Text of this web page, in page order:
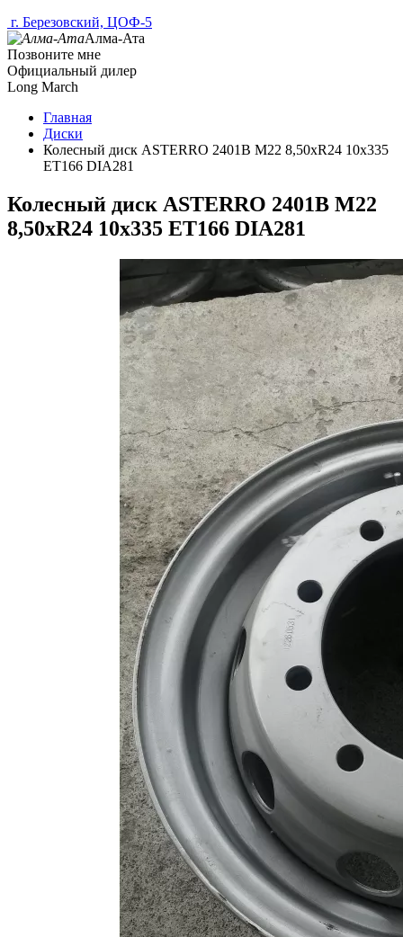
г. Березовский, ЦОФ-5
Алма-Ата
Позвоните мне
Официальный дилер
Long March
Главная
Диски
Колесный диск ASTERRO 2401B M22 8,50xR24 10x335
ET166 DIA281
Колесный диск ASTERRO 2401B M22
8,50xR24 10x335 ET166 DIA281